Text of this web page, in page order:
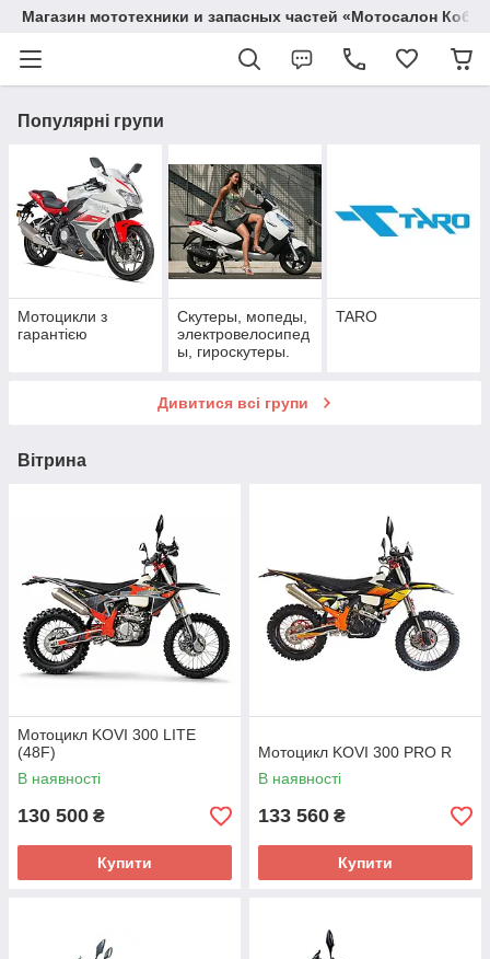
Магазин мототехники и запасных частей «Мотосалон
Популярні групи
Мотоцикли з
гарантією
Скутеры, мопеды,
электровелосипед
ы, гироскутеры.
TARO
Дивитися всі групи
Вітрина
Мотоцикл KOVI 300 LITE
(48F)
В наявності
130 500 ₴
Купити
Мотоцикл KOVI 300 PRO R
В наявності
133 560 ₴
Купити